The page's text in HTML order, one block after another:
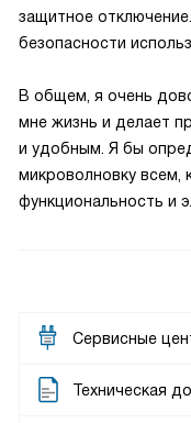
защитное
безопасности
В общем, я очень
мне жизнь и делает
и удобным. Я бы
микроволновку всем,
функциональность и
Сервисные
Техническая